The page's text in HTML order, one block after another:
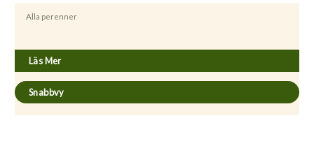
Alla perenner
Läs Mer
Snabbvy